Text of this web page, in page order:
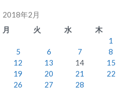
2018年2月
月
火 水 木
1
5
6 7 8
12
13 14 15
19
20 21 22
26
27
28